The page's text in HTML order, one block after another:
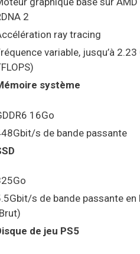
2
ray tracing
variable, jusqu’à
système
16Go
s de bande passante
s de bande passante en
de jeu PS5